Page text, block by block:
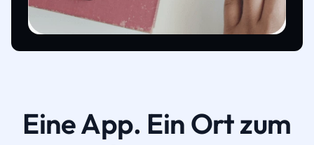
Eine App. Ein Ort zum